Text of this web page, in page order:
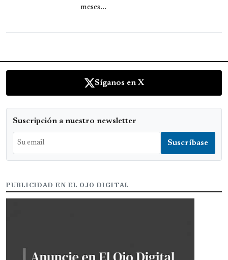
meses...
Síganos en X
Suscripción a nuestro newsletter
PUBLICIDAD EN EL OJO DIGITAL